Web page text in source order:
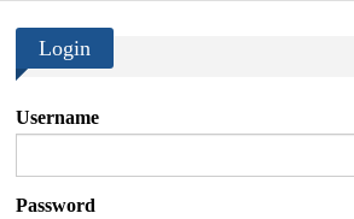
Login
Username
Password